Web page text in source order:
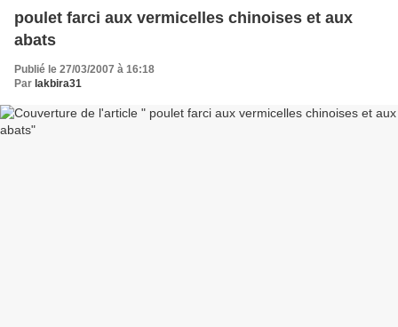
poulet farci aux vermicelles chinoises et aux
abats
Publié le 27/03/2007 à 16:18
Par lakbira31